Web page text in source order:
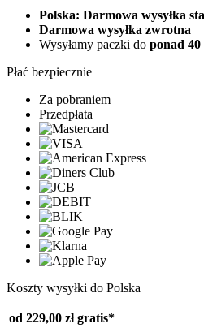
Polska: Darmowa wysyłka
Darmowa wysyłka zwrotna
Wysyłamy paczki do ponad
Płać bezpiecznie
Za pobraniem
Przedpłata
Koszty wysyłki do Polska
od 229,00 zł gratis*